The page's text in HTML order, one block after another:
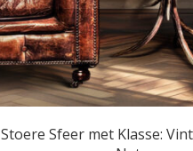
Stoere Sfeer met Klasse: